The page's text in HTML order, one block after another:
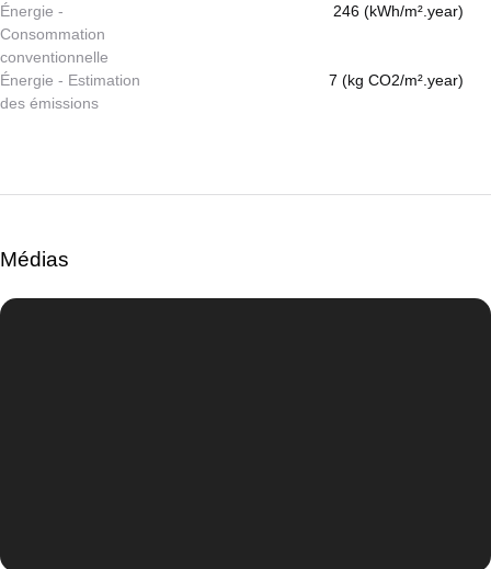
Énergie -
Consommation
conventionnelle
246 (kWh/m².year)
Énergie - Estimation
des émissions
7 (kg CO2/m².year)
Médias